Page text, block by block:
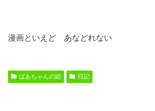
漫画といえど あなどれない
ばあちゃんの絵 日記